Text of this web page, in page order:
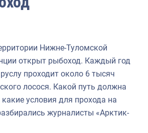
литература
Нижне-Туломской
открыт рыбоход. Каждый год
проходит около 6 тысяч
лосося. Какой путь должна
условия для прохода на
журналисты «Арктик-